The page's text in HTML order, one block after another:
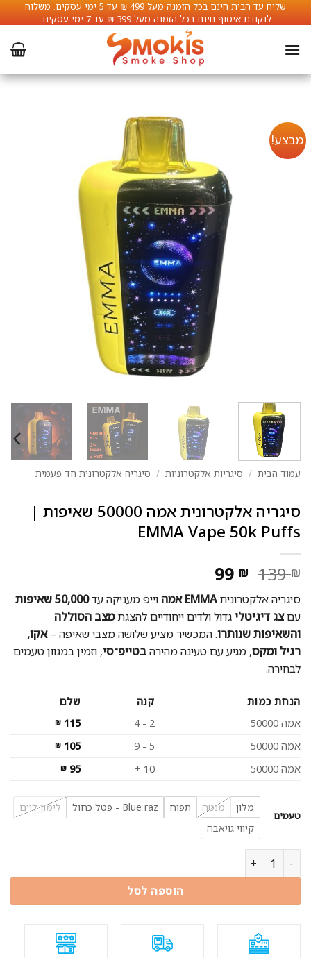
to
content
שליח עד הבית חינם בכל הזמנה מעל 499 ₪ עד 5 ימי עסקים. משלוח
לנקודת איסוף חינם בכל הזמנה מעל 399 ₪ עד 7 ימי עסקים.
מבצע!
עמוד הבית / סיגריות אלקטרוניות / סיגריה אלקטרונית חד פעמית
סיגריה אלקטרונית אמה 50000 שאיפות |
EMMA Vape 50k Puffs
139₪ המחיר
המקורי
היה:
139 ₪.
99 ₪
הנוכחי
הוא:
99 ₪.
סיגריה אלקטרוניתEMMA אמה וייפ מעניקה עד50,000 שאיפות
עםצג דיגיטליגדול ולדים ייחודיים להצגתמצב הסוללה
והשאיפות שנותרו. המכשיר מציע שלושה מצבי שאיפה –אקו,
רגיל ומקס, מגיע עם טעינה מהירהבטייפ־סי, וזמין במגוון טעמים
לבחירה.
הנחת כמות קנה
שלם
אמה 50000
2 - 4
115
₪
אמה 50000 5 - 9
105
₪
אמה 50000 10 +
95
₪
טעמים
מלון מנטה תפוח Blue raz - פטל כחול
לימון ליים
קיווי גויאבה
כמות של סיגריה אלקטרונית אמה 50000 שאיפות | EMMA Vape 50k Puffs
הוספה לסל